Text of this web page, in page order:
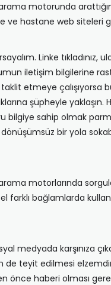
motorunda
ve hastane web
Linke tıkladınız,
iletişim bilgilerine
taklit etmeye
şüpheyle yaklaşın.
sahip olmak
bir yola
motorlarında
farklı bağlamlarda
medyada karşınıza
teyit edilmesi
önce haberi olması